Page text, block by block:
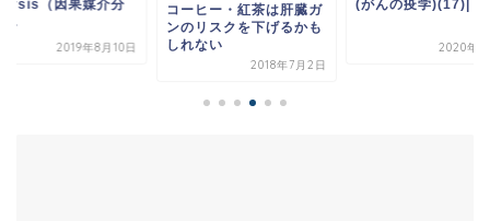
（因果媒介分
...
2019年8月10日
コーヒー・紅茶は肝臓ガ
ンのリスクを下げるかも
しれない
2018年7月2日
(がんの疫学)(17)| ...
2020年3